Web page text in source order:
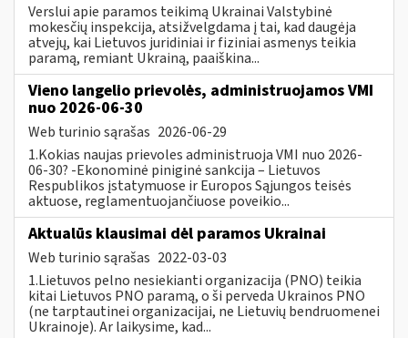
Verslui apie paramos teikimą Ukrainai Valstybinė
mokesčių inspekcija, atsižvelgdama į tai, kad daugėja
atvejų, kai Lietuvos juridiniai ir fiziniai asmenys teikia
paramą, remiant Ukrainą, paaiškina...
Vieno langelio prievolės, administruojamos VMI
nuo 2026-06-30
Web turinio sąrašas 2026-06-29
1.Kokias naujas prievoles administruoja VMI nuo 2026-
06-30? -Ekonominė piniginė sankcija – Lietuvos
Respublikos įstatymuose ir Europos Sąjungos teisės
aktuose, reglamentuojančiuose poveikio...
Aktualūs klausimai dėl paramos Ukrainai
Web turinio sąrašas 2022-03-03
1.Lietuvos pelno nesiekianti organizacija (PNO) teikia
kitai Lietuvos PNO paramą, o ši perveda Ukrainos PNO
(ne tarptautinei organizacijai, ne Lietuvių bendruomenei
Ukrainoje). Ar laikysime, kad...